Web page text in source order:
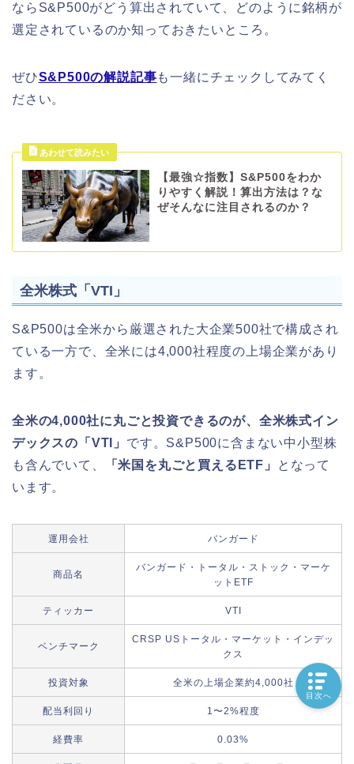
ならS&P500がどう算出されていて、どのように銘柄が
選定されているのか知っておきたいところ。
ぜひS&P500の解説記事も一緒にチェックしてみてく
ださい。
【最強☆指数】S&P500をわか
りやすく解説！算出方法は？な
ぜそんなに注目されるのか？
全米株式「VTI」
S&P500は全米から厳選された大企業500社で構成され
ている一方で、全米には4,000社程度の上場企業があり
ます。
全米の4,000社に丸ごと投資できるのが、全米株式イン
デックスの「VTI」 です。S&P500に含まない中小型株
も含んでいて、
「米国を丸ごと買えるETF」
となって
います。
運用会社 バンガード
商品名
バンガード・トータル・ストック・マーケ
ットETF
ティッカー VTI
ベンチマーク
CRSP USトータル・マーケット・インデッ
クス
投資対象 全米の上場企業約4,000社
配当利回り 1〜2%程度
経費率 0.03%
目次へ